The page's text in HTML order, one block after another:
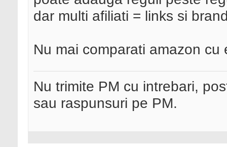
dar multi afiliati = links si
Nu mai comparati amazon cu
Nu trimite PM cu intrebari,
sau raspunsuri pe PM.